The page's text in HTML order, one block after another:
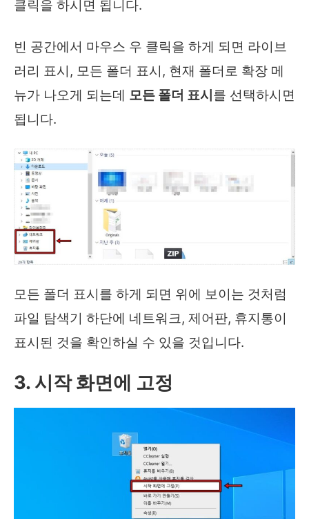
클릭을 하시면 됩니다.
빈 공간에서 마우스 우 클릭을 하게 되면 라이브
러리 표시, 모든 폴더 표시, 현재 폴더로 확장 메
뉴가 나오게 되는데 모든 폴더 표시 를 선택하시면
됩니다.
모든 폴더 표시를 하게 되면 위에 보이는 것처럼
파일 탐색기 하단에 네트워크, 제어판, 휴지통이
표시된 것을 확인하실 수 있을 것입니다.
3. 시작 화면에 고정